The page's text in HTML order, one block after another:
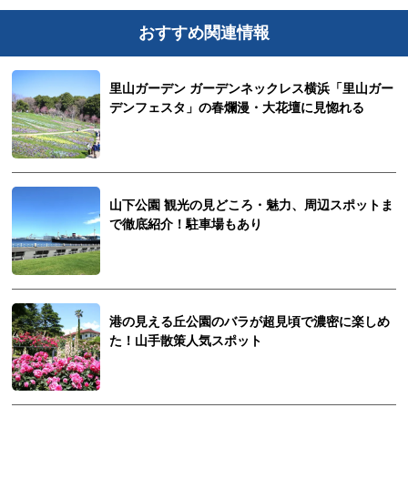
おすすめ関連情報
里山ガーデン ガーデンネックレス横浜「里山ガー
デンフェスタ」の春爛漫・大花壇に見惚れる
山下公園 観光の見どころ・魅力、周辺スポットま
で徹底紹介！駐車場もあり
港の見える丘公園のバラが超見頃で濃密に楽しめ
た！山手散策人気スポット